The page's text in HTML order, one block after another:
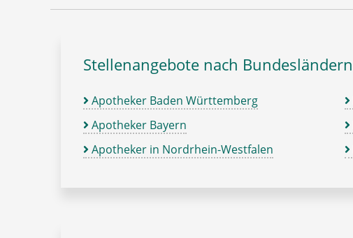
Stellenangebote nach Bundesländern
Apotheker Baden Württemberg
Apotheker Bayern
Apotheker in Nordrhein-Westfalen